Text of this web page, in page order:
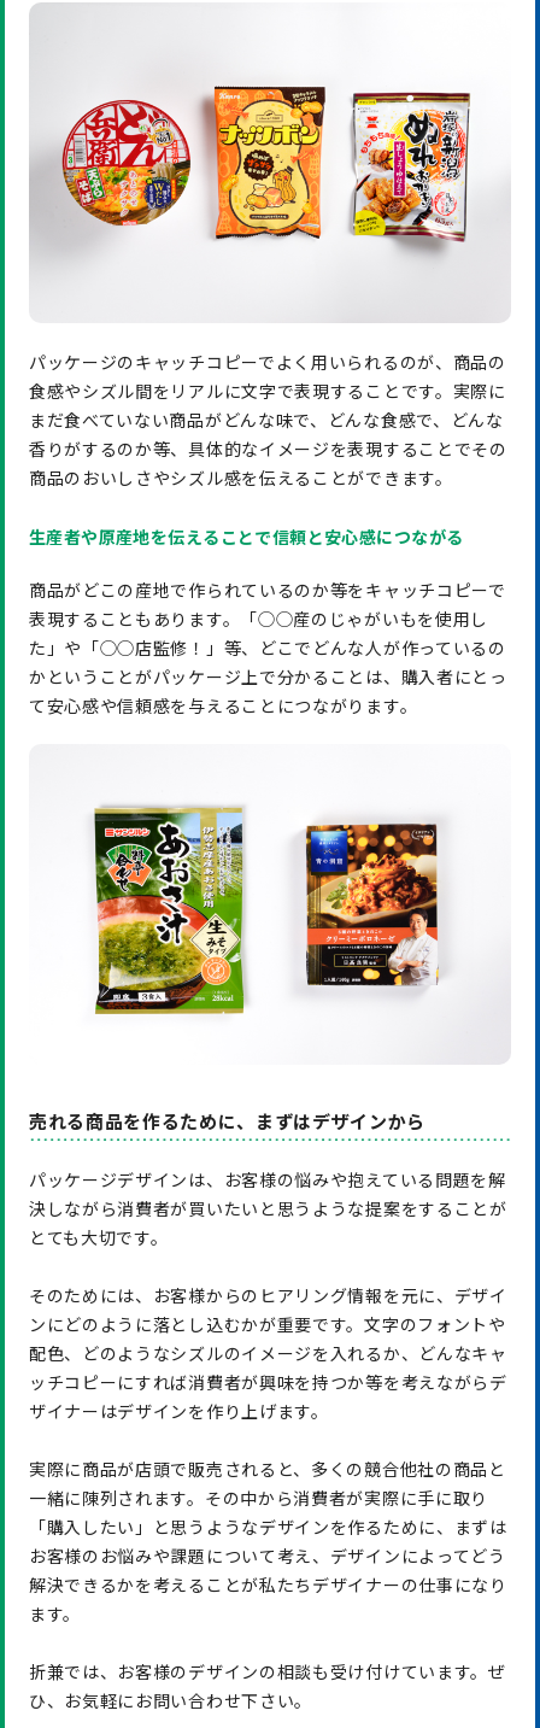
パッケージのキャッチコピーでよく用いられるのが、商品の
食感やシズル間をリアルに文字で表現することです。実際に
まだ食べていない商品がどんな味で、どんな食感で、どんな
香りがするのか等、具体的なイメージを表現することでその
商品のおいしさやシズル感を伝えることができます。
生産者や原産地を伝えることで信頼と安心感につながる
商品がどこの産地で作られているのか等をキャッチコピーで
表現することもあります。「◯◯産のじゃがいもを使用し
た」や「◯◯店監修！」等、どこでどんな人が作っているの
かということがパッケージ上で分かることは、購入者にとっ
て安心感や信頼感を与えることにつながります。
売れる商品を作るために、まずはデザインから
パッケージデザインは、お客様の悩みや抱えている問題を解
決しながら消費者が買いたいと思うような提案をすることが
とても大切です。
そのためには、お客様からのヒアリング情報を元に、デザイ
ンにどのように落とし込むかが重要です。文字のフォントや
配色、どのようなシズルのイメージを入れるか、どんなキャ
ッチコピーにすれば消費者が興味を持つか等を考えながらデ
ザイナーはデザインを作り上げます。
実際に商品が店頭で販売されると、多くの競合他社の商品と
一緒に陳列されます。その中から消費者が実際に手に取り
「購入したい」と思うようなデザインを作るために、まずは
お客様のお悩みや課題について考え、デザインによってどう
解決できるかを考えることが私たちデザイナーの仕事になり
ます。
折兼では、お客様のデザインの相談も受け付けています。ぜ
ひ、お気軽にお問い合わせ下さい。